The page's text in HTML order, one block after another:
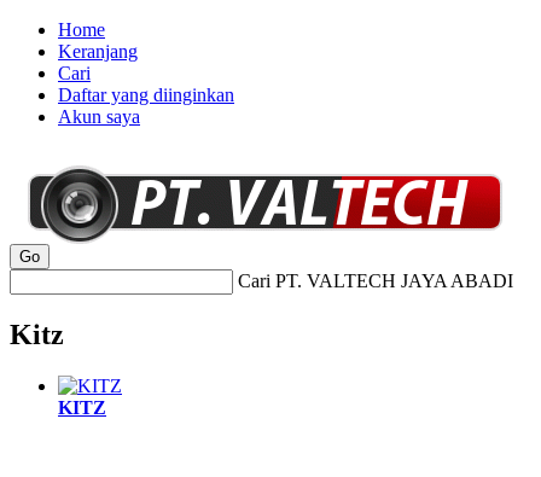
Home
Keranjang
Cari
Daftar yang diinginkan
Akun saya
Cari PT. VALTECH JAYA ABADI
Kitz
KITZ